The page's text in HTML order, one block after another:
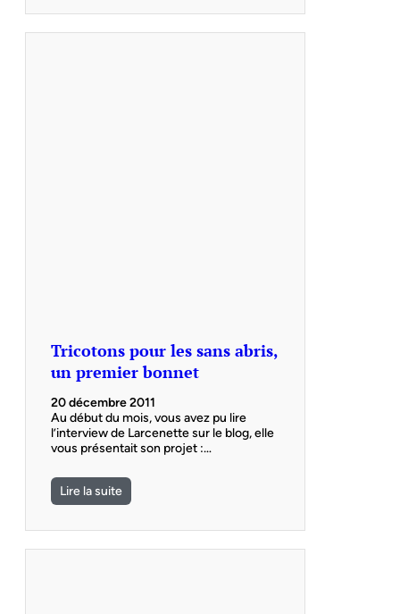
Tricotons pour les sans abris,
un premier bonnet
20 décembre 2011
Au début du mois, vous avez pu lire
l’interview de Larcenette sur le blog, elle
vous présentait son projet :…
Lire la suite